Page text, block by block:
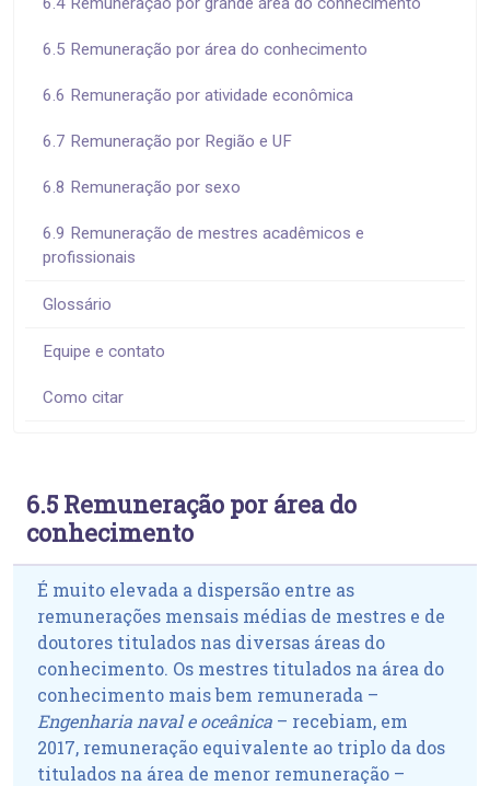
6.5 Remuneração por área do conhecimento
6.6 Remuneração por atividade econômica
6.7 Remuneração por Região e UF
6.8 Remuneração por sexo
6.9 Remuneração de mestres acadêmicos e
profissionais
Glossário
Equipe e contato
Como citar
6.5 Remuneração por área do
conhecimento
É muito elevada a dispersão entre as
remunerações mensais médias de mestres e de
doutores titulados nas diversas áreas do
conhecimento. Os mestres titulados na área do
conhecimento mais bem remunerada –
Engenharia naval e oceânica – recebiam, em
2017, remuneração equivalente ao triplo da dos
titulados na área de menor remuneração –